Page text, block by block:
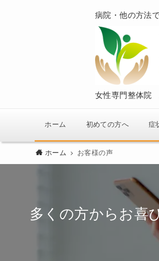
病院・他の方法
女性専門整体院
ホーム 初めての方へ 症
ホーム お客様の声
多くの方からお喜